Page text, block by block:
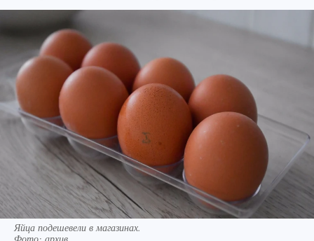
Яйца подешевели в магазинах.